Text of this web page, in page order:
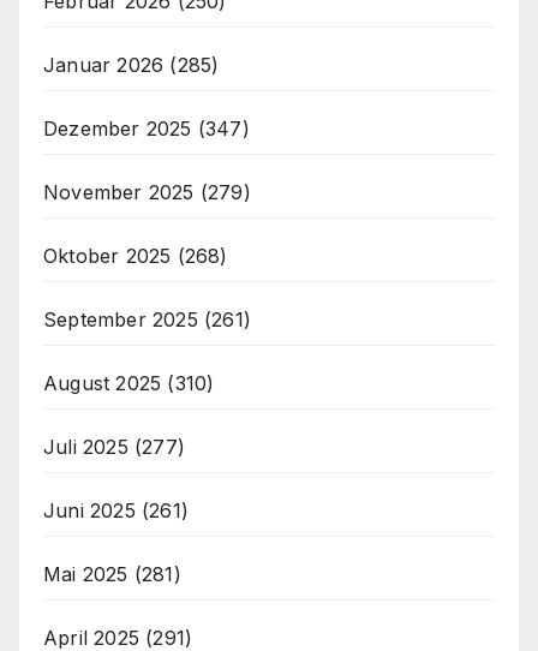
Januar 2026 (285)
Dezember 2025 (347)
November 2025 (279)
Oktober 2025 (268)
September 2025 (261)
August 2025 (310)
Juli 2025 (277)
Juni 2025 (261)
Mai 2025 (281)
April 2025 (291)